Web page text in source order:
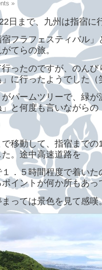
»
日まで、九州は指宿に
フラフェスティバル」
てらの旅。
ったのですが、のん
に行ったようでした（
パームツリーで、緑
と何度も言いながらの
移動して、指宿まで
。途中高速道路を
．５時間程度で着い
イントが何か所もあっ
っては景色を見て感嘆